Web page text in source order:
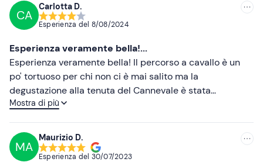
raggiungimento del numero
minimo di 2 partecipanti
In loco è presente un parcheggio gratuito
ritrovo è raggiungibile conmezzi pubblici
Se haiallergie e/o intolleranze alimentaricontatta la
guida per comunicarle.
Abbigliamento consigliato
Pantaloni lunghi
Scarpe chiuse
Meno recenti
Più alte
CA
Carlotta D.
Esperienza del 8/08/2024
Esperienza veramente bella!...
Esperienza veramente bella! Il percorso a cavallo è un
po' tortuoso per chi non ci è mai salito ma la
degustazione alla tenuta del Cannevale è stata
indimenticabile, Anna è stata accogliente e gentilissima.
parole.
Mostra di più
MA
Maurizio D.
Esperienza del 30/07/2023